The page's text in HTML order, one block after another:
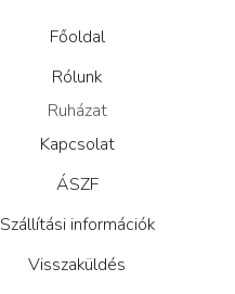
Főoldal
Rólunk
Ruházat
Kapcsolat
ÁSZF
Szállítási információk
Visszaküldés